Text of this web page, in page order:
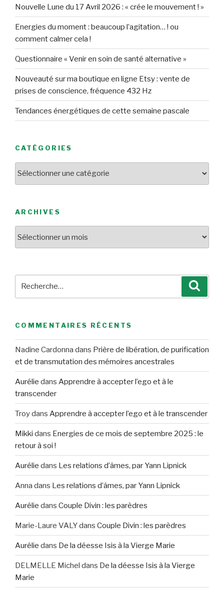
Nouvelle Lune du 17 Avril 2026 : « crée le mouvement ! »
Energies du moment : beaucoup l’agitation… ! ou
comment calmer cela !
Questionnaire « Venir en soin de santé alternative »
Nouveauté sur ma boutique en ligne Etsy : vente de
prises de conscience, fréquence 432 Hz
Tendances énergétiques de cette semaine pascale
CATÉGORIES
ARCHIVES
COMMENTAIRES RÉCENTS
Nadine Cardonna dans Prière de libération, de purification
et de transmutation des mémoires ancestrales
Aurélie dans Apprendre à accepter l’ego et à le
transcender
Troydans Apprendre à accepter l’ego et à le transcender
Mikki dans Energies de ce mois de septembre 2025 : le
retour à soi !
Aurélie dans Les relations d’âmes, par Yann Lipnick
Anna dans Les relations d’âmes, par Yann Lipnick
Aurélie dans Couple Divin : les parèdres
Marie-Laure VALYdans Couple Divin : les parèdres
Aurélie dans De la déesse Isis à la Vierge Marie
DELMELLE Michel dans De la déesse Isis à la Vierge
Marie